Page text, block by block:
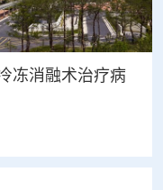
冻消融术治疗病